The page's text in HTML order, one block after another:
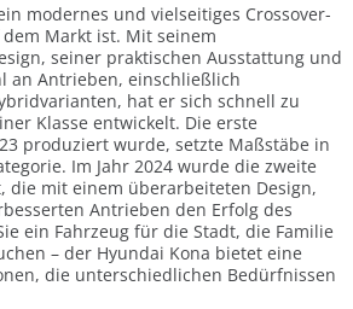
modernes und vielseitiges Crossover-
dem Markt ist. Mit seinem
seiner praktischen Ausstattung und
an Antrieben, einschließlich
hat er sich schnell zu
Klasse entwickelt. Die erste
produziert wurde, setzte Maßstäbe in
Im Jahr 2024 wurde die zweite
die mit einem überarbeiteten Design,
Antrieben den Erfolg des
ein Fahrzeug für die Stadt, die Familie
– der Hyundai Kona bietet eine
die unterschiedlichen Bedürfnissen